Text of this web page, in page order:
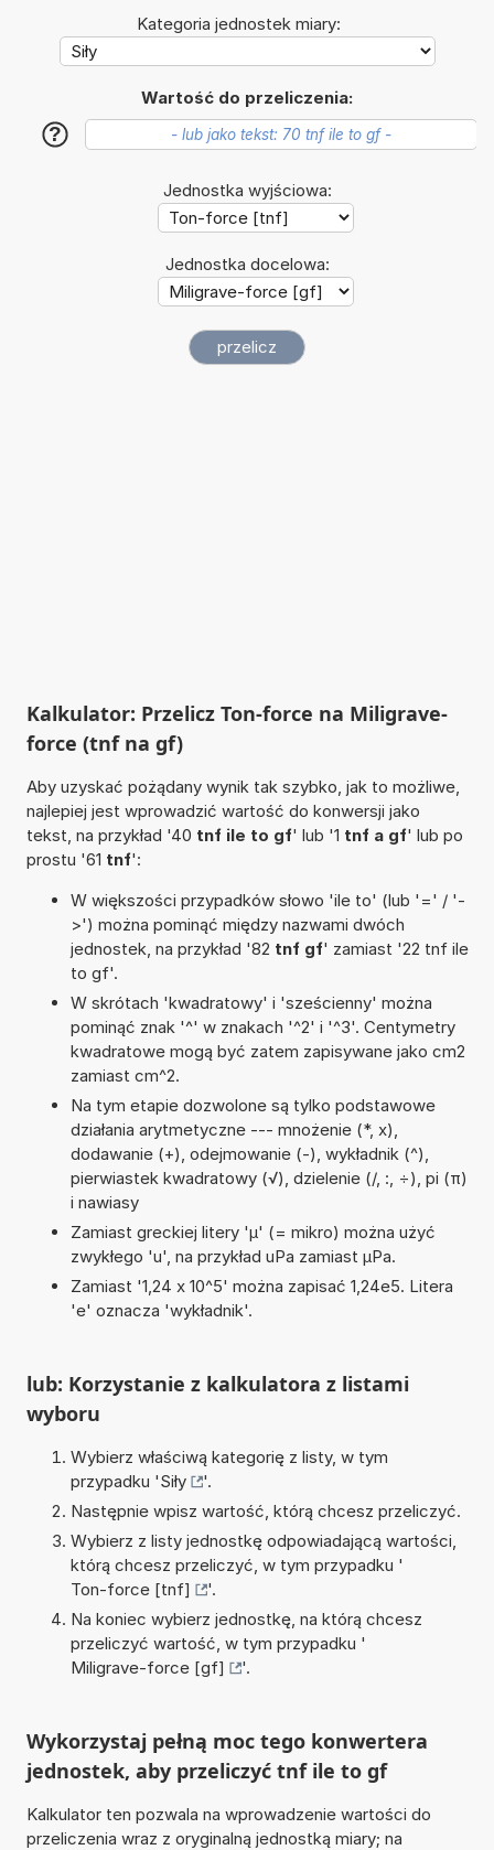
Kategoria jednostek miary:
Wartość do przeliczenia:
?
Jednostka wyjściowa:
Jednostka docelowa:
Kalkulator: Przelicz Ton-force na Miligrave-
force (tnf na gf)
Aby uzyskać pożądany wynik tak szybko, jak to możliwe,
najlepiej jest wprowadzić wartość do konwersji jako
tekst, na przykład '40 tnf ile to gf' lub '1 tnf a gf' lub po
prostu '61 tnf':
W większości przypadków słowo 'ile to' (lub '=' / '-
>') można pominąć między nazwami dwóch
jednostek, na przykład '82 tnf gf' zamiast '22 tnf ile
to gf'.
W skrótach 'kwadratowy' i 'sześcienny' można
pominąć znak '^' w znakach '^2' i '^3'. Centymetry
kwadratowe mogą być zatem zapisywane jako cm2
zamiast cm^2.
Na tym etapie dozwolone są tylko podstawowe
działania arytmetyczne --- mnożenie (*, x),
dodawanie (+), odejmowanie (-), wykładnik (^),
pierwiastek kwadratowy (√), dzielenie (/, :, ÷), pi (π)
i nawiasy
Zamiast greckiej litery 'µ' (= mikro) można użyć
zwykłego 'u', na przykład uPa zamiast µPa.
Zamiast '1,24 x 10^5' można zapisać 1,24e5. Litera
'e' oznacza 'wykładnik'.
lub: Korzystanie z kalkulatora z listami
wyboru
Wybierz właściwą kategorię z listy, w tym
przypadku 'Siły
'.
Następnie wpisz wartość, którą chcesz przeliczyć.
Wybierz z listy jednostkę odpowiadającą wartości,
którą chcesz przeliczyć, w tym przypadku '
Ton-force [tnf]
'.
Na koniec wybierz jednostkę, na którą chcesz
przeliczyć wartość, w tym przypadku '
Miligrave-force [gf]
'.
Wykorzystaj pełną moc tego konwertera
jednostek, aby przeliczyć tnf ile to gf
Kalkulator ten pozwala na wprowadzenie wartości do
przeliczenia wraz z oryginalną jednostką miary; na